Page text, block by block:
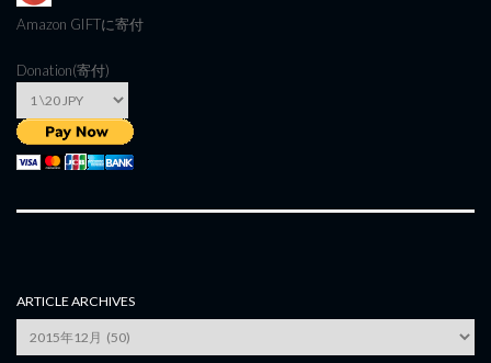
Amazon GIFTに寄付
Donation(寄付)
ARTICLE ARCHIVES
Article
Archives